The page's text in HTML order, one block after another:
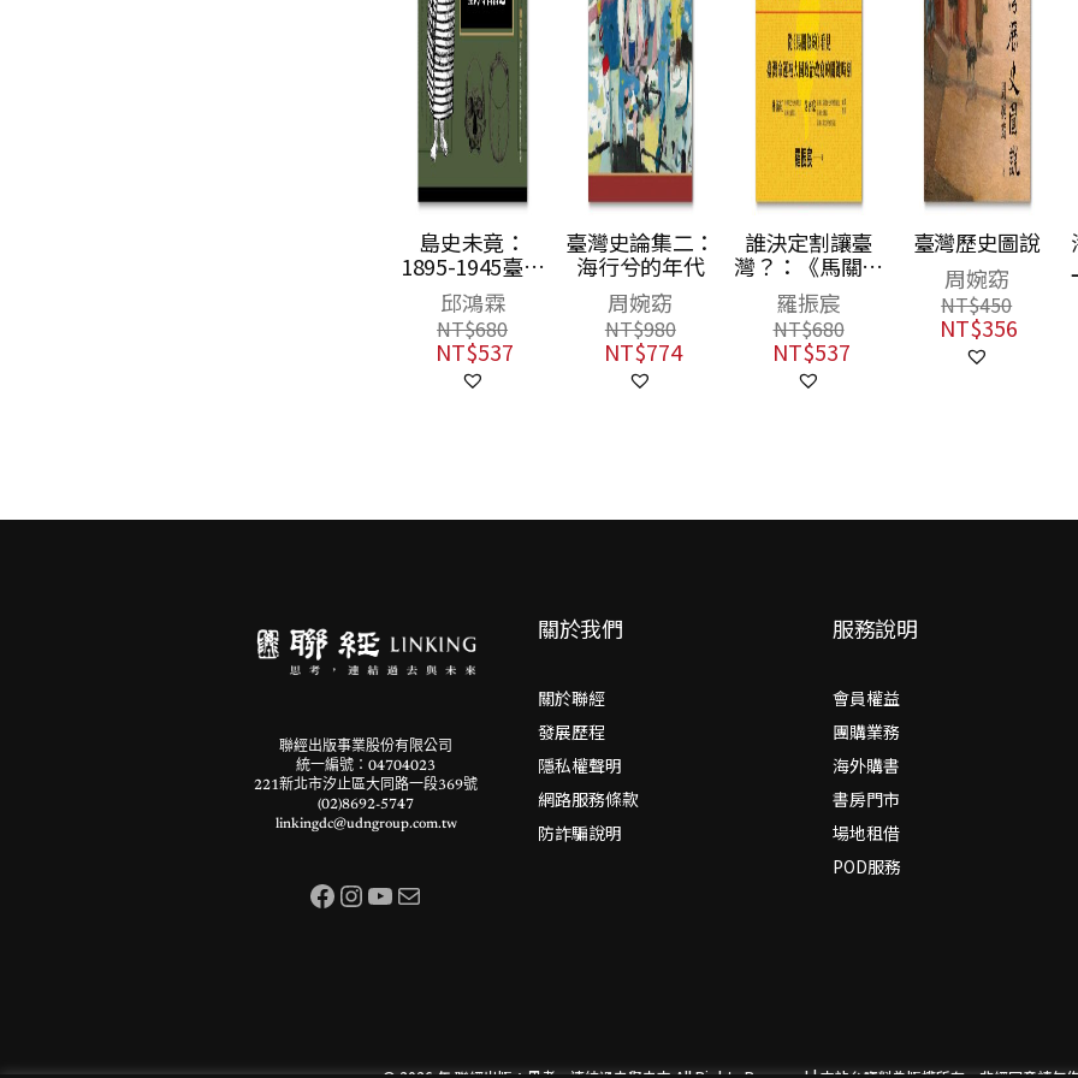
臺灣史論集二：
海行兮的年代
周婉窈
NT$980
NT$774
誰決定割讓臺
灣？：《馬關條
約》與美國的隱
身角色
羅振宸
NT$680
NT$537
臺灣歷史圖說
周婉窈
NT$450
NT$356
海洋臺灣：歷史
上與東西洋的交
接（二版）
蔡石山
NT$420
NT$332
聯經出版事業股份有限公司
統一編號：04704023
221新北市汐止區大同路一段369號
(02)8692-5747
linkingdc@udngroup.com.tw
Facebook InstagramYouTube 電子郵件
關於我們
關於聯經
發展歷程
隱私權聲明
網路服務條款
防詐騙說明
服務說明
會員權益
團購業務
海外購書
書房門市
場地租借
POD服務